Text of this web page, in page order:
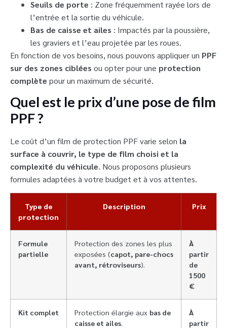
Seuils de porte : Zone fréquemment rayée lors de
l’entrée et la sortie du véhicule.
Bas de caisse et ailes : Impactés par la poussière,
les graviers et l’eau projetée par les roues.
En fonction de vos besoins, nous pouvons appliquer un PPF
sur des zones ciblées ou opter pour une protection
complète pour un maximum de sécurité.
Quel est le prix d’une pose de film
PPF ?
Le coût d’un film de protection PPF varie selon la
surface à couvrir, le type de film choisi et la
complexité du véhicule. Nous proposons plusieurs
formules adaptées à votre budget et à vos attentes.
Type de
protection
Description Prix
Formule
partielle
Protection des zones les plus
exposées (capot, pare-chocs
avant, rétroviseurs).
À
partir
de
1500
€
Kit complet Protection élargie aux bas de
caisse et ailes.
À
partir